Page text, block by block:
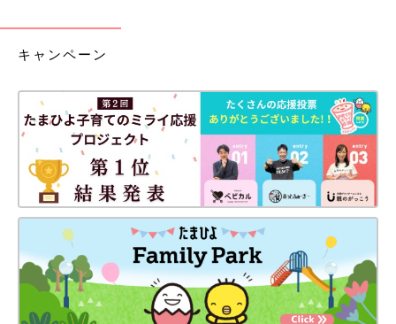
キャンペーン